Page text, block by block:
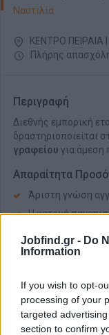
Jobfind.gr - Do
Information
If you wish to opt-
processing of your
targeted
section to confirm
Ναυτιλία
ΚΕΝΤΡΟ ΠΕΙΡΑΙΑ
Πλήρης
Περιγραφή
Διεθνής εμπορική
δραστηριοποιείται
γραφείου για άμεση
Απαραίτητα
Άριστη γνώση
Η κατοχή